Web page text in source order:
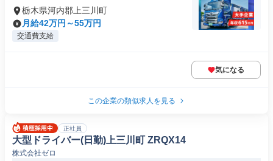
栃木県河内郡上三川町
月給42万円～55万円
交通費支給
気になる
この企業の類似求人を見る
正社員
大型ドライバー(日勤)上三川町 ZRQX14
株式会社ゼロ